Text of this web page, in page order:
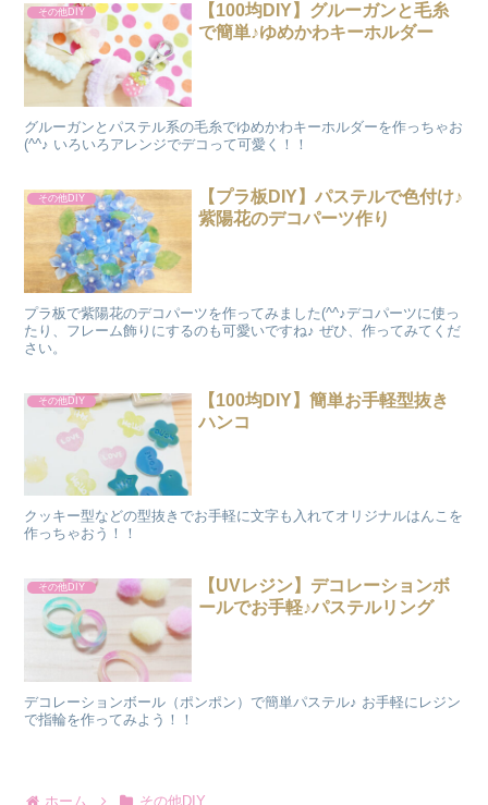
その他DIY
【100均DIY】グルーガンと毛糸
で簡単♪ゆめかわキーホルダー
グルーガンとパステル系の毛糸でゆめかわキーホルダーを作っちゃお
(^^♪ いろいろアレンジでデコって可愛く！！
その他DIY
【プラ板DIY】パステルで色付け♪
紫陽花のデコパーツ作り
プラ板で紫陽花のデコパーツを作ってみました(^^♪デコパーツに使っ
たり、フレーム飾りにするのも可愛いですね♪ ぜひ、作ってみてくだ
さい。
その他DIY
【100均DIY】簡単お手軽型抜き
ハンコ
クッキー型などの型抜きでお手軽に文字も入れてオリジナルはんこを
作っちゃおう！！
その他DIY
【UVレジン】デコレーションボ
ールでお手軽♪パステルリング
デコレーションボール（ポンポン）で簡単パステル♪ お手軽にレジン
で指輪を作ってみよう！！
ホーム その他DIY